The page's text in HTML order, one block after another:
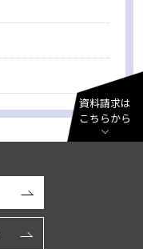
資料請求は
こちらから